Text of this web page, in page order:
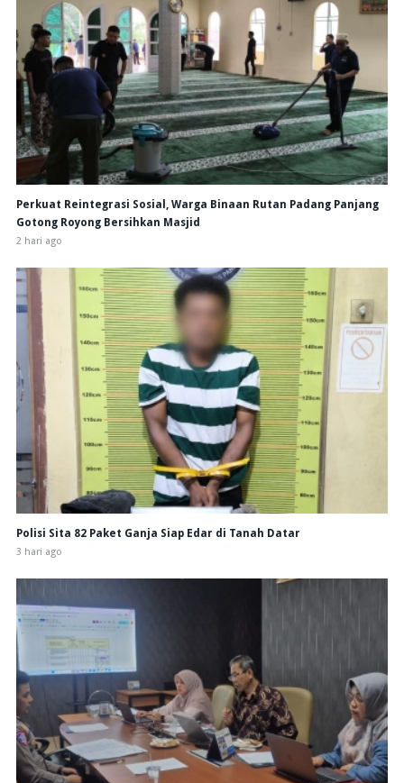
Perkuat Reintegrasi Sosial, Warga Binaan Rutan Padang Panjang
Gotong Royong Bersihkan Masjid
2 hari ago
Polisi Sita 82 Paket Ganja Siap Edar di Tanah Datar
3 hari ago